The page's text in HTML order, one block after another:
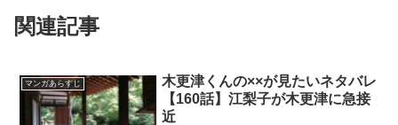
関連記事
マンガあらすじ
木更津くんの××が見たいネタバレ
【160話】江梨子が木更津に急接
近